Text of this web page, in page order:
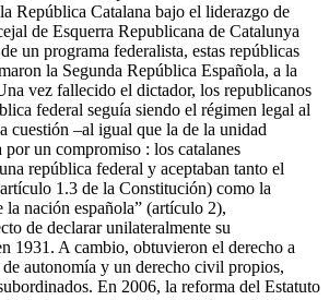
República Catalana bajo el liderazgo de
de Esquerra Republicana de Catalunya
un programa federalista, estas repúblicas
la Segunda República Española, a la
vez fallecido el dictador, los republicanos
federal seguía siendo el régimen legal al
cuestión –al igual que la de la unidad
un compromiso : los catalanes
república federal y aceptaban tanto el
1.3 de la Constitución) como la
nación española” (artículo 2),
de declarar unilateralmente su
1931. A cambio, obtuvieron el derecho a
autonomía y un derecho civil propios,
En 2006, la reforma del Estatuto